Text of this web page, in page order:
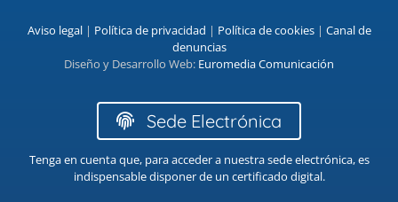
Aviso legal| Política de privacidad | Política de cookies| Canal de
denuncias
Diseño y Desarrollo Web: Euromedia Comunicación
Sede Electrónica
Tenga en cuenta que, para acceder a nuestra sede electrónica, es
indispensable disponer de un certificado digital.